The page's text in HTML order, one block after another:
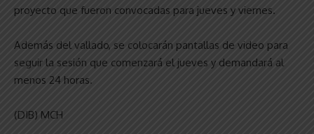
proyecto que fueron convocadas para jueves y viernes.
Además del vallado, se colocarán pantallas de video para
seguir la sesión que comenzará el jueves y demandará al
menos 24 horas.
(DIB) MCH